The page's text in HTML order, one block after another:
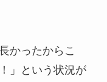
かったからこ
」という状況が